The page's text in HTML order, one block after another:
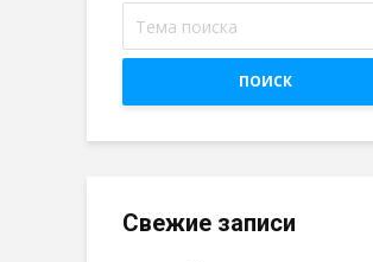
ПОИСК
Свежие записи